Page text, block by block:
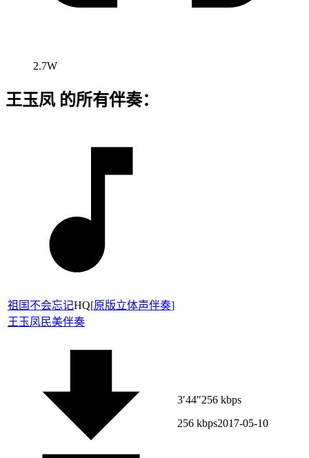
2.7W
王玉凤 的所有伴奏：
祖国不会忘记HQ[原版立体声伴奏]
王玉凤民美伴奏
3′44″256 kbps
256 kbps2017-05-10